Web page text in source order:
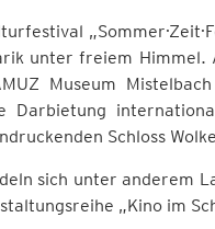
unter freiem
Museum
Darbietung
Schloss
sich unter anderem
„Kino im